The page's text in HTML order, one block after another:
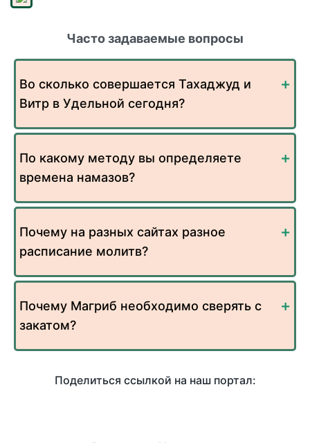
Часто задаваемые вопросы
Во сколько совершается Тахаджуд и
Витр в Удельной сегодня?
По какому методу вы определяете
времена намазов?
Почему на разных сайтах разное
расписание молитв?
Почему Магриб необходимо сверять с
закатом?
Поделиться ссылкой на наш портал: